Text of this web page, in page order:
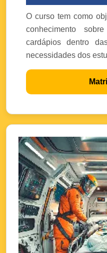
O curso tem como
conhecimento
cardápios dentro
necessidades dos